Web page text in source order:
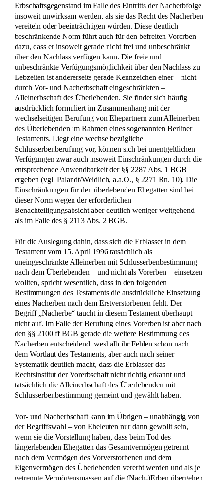
Erbschaftsgegenstand im Falle des Eintritts der Nacherbfolge
insoweit unwirksam werden, als sie das Recht des Nacherben
vereiteln oder beeinträchtigen würden. Diese deutlich
beschränkende Norm führt auch für den befreiten Vorerben
dazu, dass er insoweit gerade nicht frei und unbeschränkt
über den Nachlass verfügen kann. Die freie und
unbeschränkte Verfügungsmöglichkeit über den Nachlass zu
Lebzeiten ist andererseits gerade Kennzeichen einer – nicht
durch Vor- und Nacherbschaft eingeschränkten –
Alleinerbschaft des Überlebenden. Sie findet sich häufig
ausdrücklich formuliert im Zusammenhang mit der
wechselseitigen Berufung von Ehepartnern zum Alleinerben
des Überlebenden im Rahmen eines sogenannten Berliner
Testaments. Liegt eine wechselbezügliche
Schlusserbenberufung vor, können sich bei unentgeltlichen
Verfügungen zwar auch insoweit Einschränkungen durch die
entsprechende Anwendbarkeit der §§ 2287 Abs. 1 BGB
ergeben (vgl. Palandt/Weidlich, a.a.O., § 2271 Rn. 10). Die
Einschränkungen für den überlebenden Ehegatten sind bei
dieser Norm wegen der erforderlichen
Benachteiligungsabsicht aber deutlich weniger weitgehend
als im Falle des § 2113 Abs. 2 BGB.
Für die Auslegung dahin, dass sich die Erblasser in dem
Testament vom 15. April 1996 tatsächlich als
uneingeschränkte Alleinerben mit Schlusserbenbestimmung
nach dem Überlebenden – und nicht als Vorerben – einsetzen
wollten, spricht wesentlich, dass in den folgenden
Bestimmungen des Testaments die ausdrückliche Einsetzung
eines Nacherben nach dem Erstverstorbenen fehlt. Der
Begriff „Nacherbe“ taucht in diesem Testament überhaupt
nicht auf. Im Falle der Berufung eines Vorerben ist aber nach
den §§ 2100 ff BGB gerade die weitere Bestimmung des
Nacherben entscheidend, weshalb ihr Fehlen schon nach
dem Wortlaut des Testaments, aber auch nach seiner
Systematik deutlich macht, dass die Erblasser das
Rechtsinstitut der Vorerbschaft nicht richtig erkannt und
tatsächlich die Alleinerbschaft des Überlebenden mit
Schlusserbenbestimmung gemeint und gewählt haben.
Vor- und Nacherbschaft kann im Übrigen – unabhängig von
der Begriffswahl – von Eheleuten nur dann gewollt sein,
wenn sie die Vorstellung haben, dass beim Tod des
längerlebenden Ehegatten das Gesamtvermögen getrennt
nach dem Vermögen des Vorverstorbenen und dem
Eigenvermögen des Überlebenden vererbt werden und als je
getrennte Vermögensmassen auf die (Nach-)Erben übergehen